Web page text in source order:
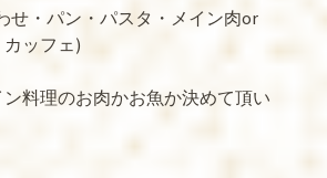
せ・パン・パスタ・メイン肉or
ッフェ)
料理のお肉かお魚か決めて頂い